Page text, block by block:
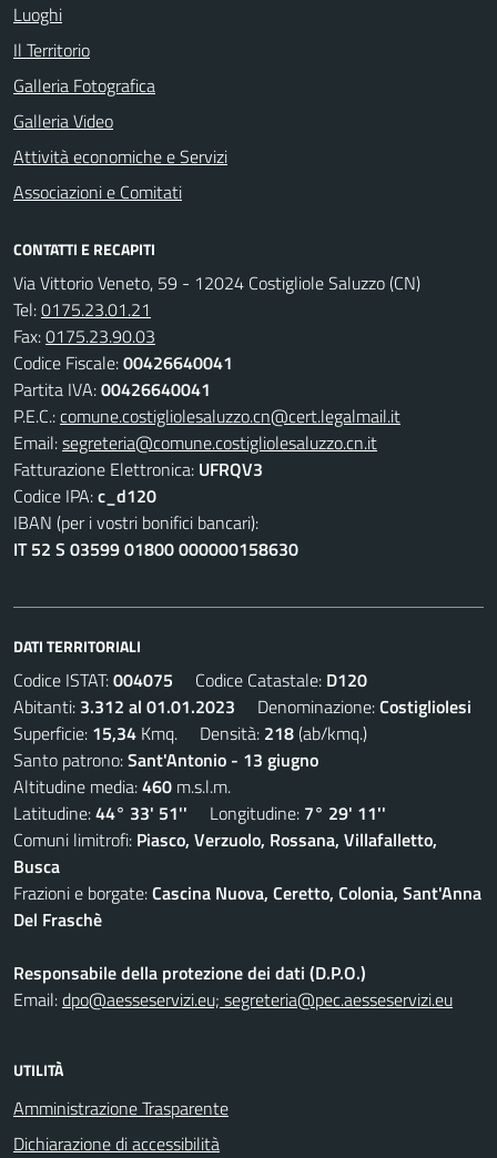
Luoghi
Il Territorio
Galleria Fotografica
Galleria Video
Attività economiche e Servizi
Associazioni e Comitati
CONTATTI E RECAPITI
Via Vittorio Veneto, 59 - 12024 Costigliole Saluzzo (CN)
Tel:0175.23.01.21
Fax:0175.23.90.03
Codice Fiscale:00426640041
Partita IVA:00426640041
P.E.C.:comune.costigliolesaluzzo.cn@cert.legalmail.it
Email:segreteria@comune.costigliolesaluzzo.cn.it
Fatturazione Elettronica: UFRQV3
Codice IPA:c_d120
IBAN (per i vostri bonifici bancari):
IT 52 S 03599 01800 000000158630
DATI TERRITORIALI
Codice ISTAT:004075 Codice Catastale: D120
Abitanti: 3.312 al 01.01.2023 Denominazione:Costigliolesi
Superficie: 15,34 Kmq. Densità: 218(ab/kmq.)
Santo patrono:Sant'Antonio - 13 giugno
Altitudine media:460 m.s.l.m.
Latitudine:44° 33' 51'' Longitudine: 7° 29' 11''
Comuni limitrofi: Piasco, Verzuolo, Rossana, Villafalletto,
Busca
Frazioni e borgate:Cascina Nuova, Ceretto, Colonia, Sant'Anna
Del Fraschè
Responsabile della protezione dei dati (D.P.O.)
Email:dpo@aesseservizi.eu; segreteria@pec.aesseservizi.eu
UTILITÀ
Amministrazione Trasparente
Dichiarazione di accessibilità